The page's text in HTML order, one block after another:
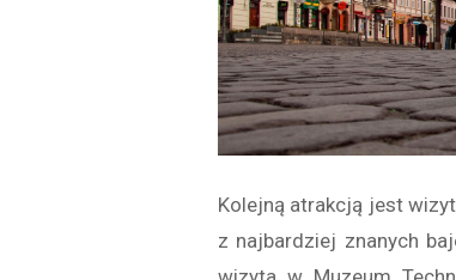
Kolejną atrakcją jest
z najbardziej znanych